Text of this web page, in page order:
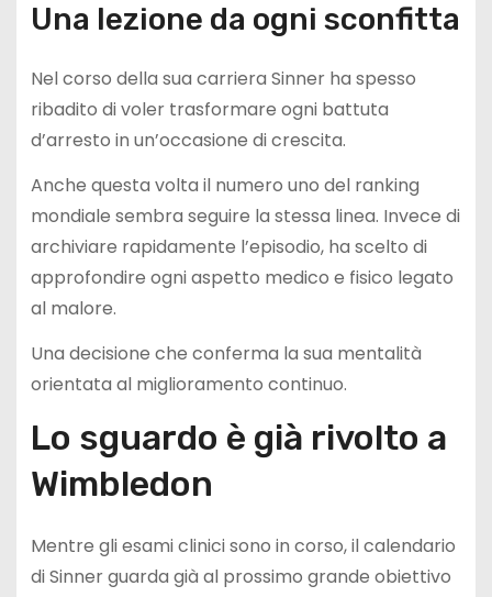
Una lezione da ogni sconfitta
Nel corso della sua carriera Sinner ha spesso
ribadito di voler trasformare ogni battuta
d’arresto in un’occasione di crescita.
Anche questa volta il numero uno del ranking
mondiale sembra seguire la stessa linea. Invece di
archiviare rapidamente l’episodio, ha scelto di
approfondire ogni aspetto medico e fisico legato
al malore.
Una decisione che conferma la sua mentalità
orientata al miglioramento continuo.
Lo sguardo è già rivolto a
Wimbledon
Mentre gli esami clinici sono in corso, il calendario
di Sinner guarda già al prossimo grande obiettivo